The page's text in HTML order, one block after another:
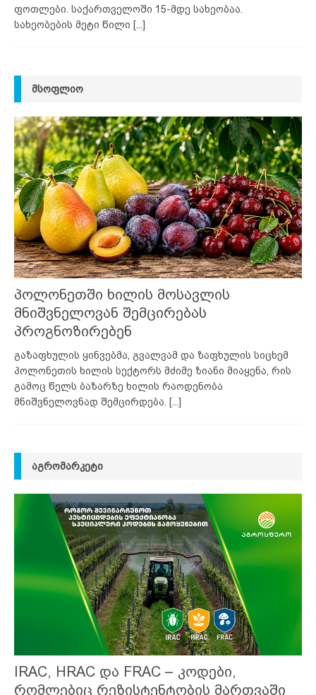
ფოთლები. საქართველოში 15-მდე სახეობაა.
სახეობების მეტი წილი [...]
ᲛᲡᲝᲤᲚᲘᲝ
პოლონეთში ხილის მოსავლის
მნიშვნელოვან შემცირებას
პროგნოზირებენ
გაზაფხულის ყინვებმა, გვალვამ და ზაფხულის სიცხემ
პოლონეთის ხილის სექტორს მძიმე ზიანი მიაყენა, რის
გამოც წელს ბაზარზე ხილის რაოდენობა
მნიშვნელოვნად შემცირდება.
[...]
ᲐᲒᲠᲝᲛᲐᲠᲙᲔᲢᲘ
IRAC, HRAC და FRAC – კოდები,
რომლებიც რეზისტენტობის მართვაში